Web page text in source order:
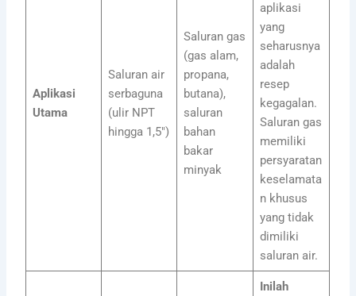
Aplikasi
Utama
Saluran air
serbaguna
(ulir NPT
hingga 1,5″)
Saluran gas
(gas alam,
propana,
butana),
saluran
bahan
bakar
minyak
aplikasi
yang
seharusnya
adalah
resep
kegagalan.
Saluran gas
memiliki
persyaratan
keselamata
n khusus
yang tidak
dimiliki
saluran air.
Inilah